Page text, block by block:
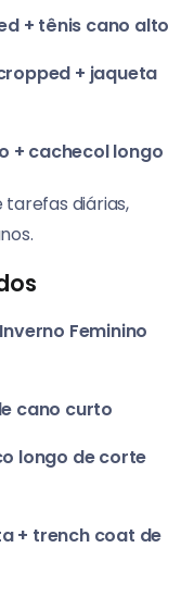
+ tênis cano alto
+ jaqueta
+ cachecol longo
tarefas diárias,
Feminino
cano curto
longo de corte
+ trench coat de